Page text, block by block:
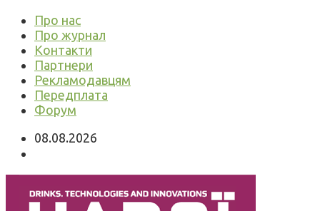
Про нас
Про журнал
Контакти
Партнери
Рекламодавцям
Передплата
Форум
08.08.2026